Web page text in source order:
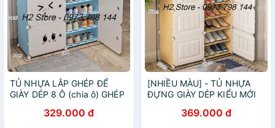
TỦ NHỰA LẮP GHÉP ĐỂ
GIÀY DÉP 8 Ô (chia ô) GHÉP
329.000 đ
[NHIỀU MÀU] - TỦ NHỰA
ĐỰNG GIÀY DÉP KIỂU MỚI
ĐÔI GIÀY369.000 đ